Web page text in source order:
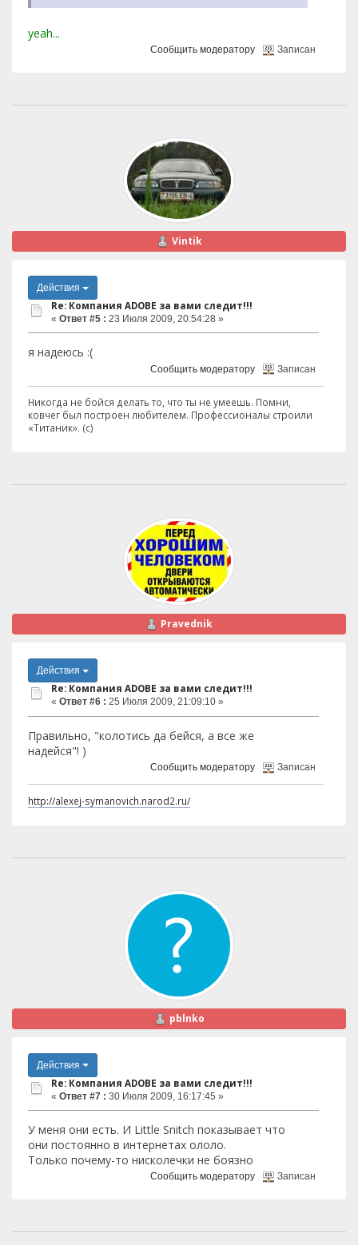
yeah...
Сообщить модератору Записан
Vintik
Действия
Re: Компания ADOBE за вами следит!!!
« Ответ #5 : 23 Июля 2009, 20:54:28 »
я надеюсь :(
Сообщить модератору Записан
Никогда не бойся делать то, что ты не умеешь. Помни,
ковчег был построен любителем. Профессионалы строили
«Титаник». (с)
Pravednik
Действия
Re: Компания ADOBE за вами следит!!!
« Ответ #6 : 25 Июля 2009, 21:09:10 »
Правильно, "колотись да бейся, а все же
надейся"! )
Сообщить модератору Записан
http://alexej-symanovich.narod2.ru/
pblnko
Действия
Re: Компания ADOBE за вами следит!!!
« Ответ #7 : 30 Июля 2009, 16:17:45 »
У меня они есть. И Little Snitch показывает что
они постоянно в интернетах ололо.
Только почему-то нисколечки не боязно
Сообщить модератору Записан